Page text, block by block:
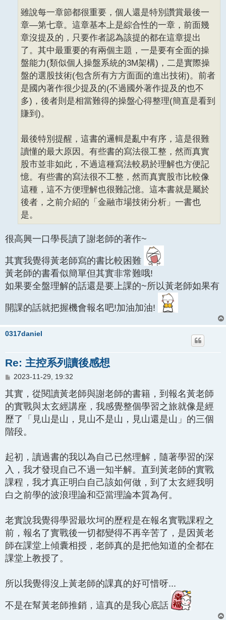
雖說每一章節都很重要，個人還是特別讚賞最後一
章—第七章。這章基本上是綜合性的一章，前面幾
章沒提及的，只要作者認為該提的都在這章提出
了。其中最重要的有兩個主題，一是要有全面的操
盤能力(類似個人操盤系統的3M架構)，二是實際操
盤的選股技術(包含所有方方面面的進出技術)。前者
是國內著作很少提及的(不過國外著作提及的也不
多)，後者則是相當難得的操盤心得整理(簡直是看到
賺到)。
最後特別提醒，這書的邏輯是亂中有序，這是很難
讀懂的最大原因。有些書的寫法很工整，然而真實
股市並非如此，不過這種寫法較易於理解也方便記
憶。有些書的寫法很不工整，然而真實股市比較像
這種，這不方便理解也很難記憶。這本書就是屬於
後者，之前介紹的「金融市場技術分析」一書也
是。
很高興一口學長讀了謝老師的著作~
其實我覺得黃老師寫的書比較困難
黃老師的書看似簡單但其實非常難哦!
如果要全盤理解的話還是要上課的~所以黃老師如果有
開課的話就把握機會報名吧!加油加油!
0317daniel
Re: 主控系列讀後感想
文
2023-11-29, 19:32
其實，從閱讀黃老師與謝老師的書籍，到報名黃老師
的實戰與太玄經講座，我感覺整個學習之旅就像是經
歷了「見山是山，見山不是山，見山還是山」的三個
階段。
起初，讀過書的我以為自己已然理解，隨著學習的深
入，我才發現自己不過一知半解。直到黃老師的實戰
課程，我才真正明白自己該如何做，到了太玄經我明
白之前學的波浪理論和亞當理論本質為何。
老實說我覺得學習最坎坷的歷程是在報名實戰課程之
前，報名了實戰後一切都變得不再辛苦了，是因黃老
師在課堂上傾囊相授，老師真的是把他知道的全都在
課堂上教授了。
所以我覺得沒上黃老師的課真的好可惜呀...
不是在幫黃老師推銷，這真的是我心底話